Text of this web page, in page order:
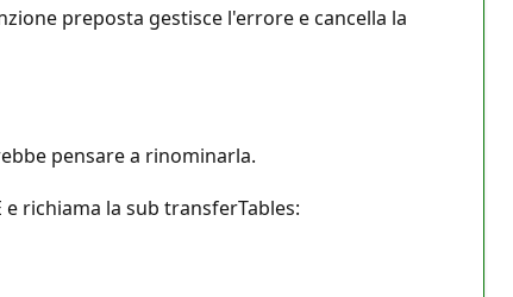
preposta gestisce l'errore e cancella la
pensare a rinominarla.
richiama la sub transferTables: